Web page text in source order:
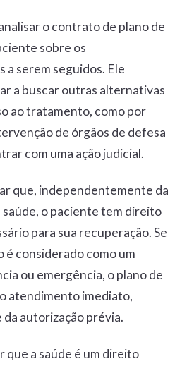
o contrato de plano de
sobre os
a serem seguidos. Ele
a buscar outras alternativas
ao tratamento, como por
de órgãos de defesa
com uma ação judicial.
que, independentemente da
o paciente tem direito
para sua recuperação. Se
considerado como um
ou emergência, o plano de
atendimento imediato,
autorização prévia.
que a saúde é um direito